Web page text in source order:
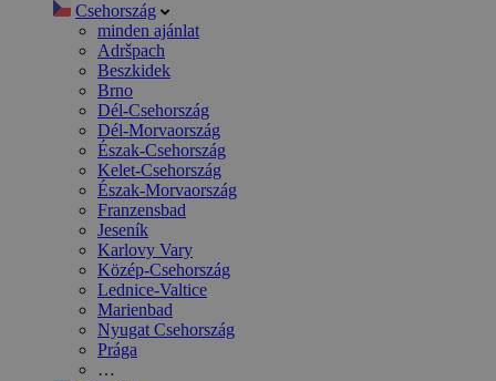
Csehország
minden ajánlat
Adršpach
Beszkidek
Brno
Dél-Csehország
Dél-Morvaország
Észak-Csehország
Kelet-Csehország
Észak-Morvaország
Franzensbad
Jeseník
Karlovy Vary
Közép-Csehország
Lednice-Valtice
Marienbad
Nyugat Csehország
Prága
…